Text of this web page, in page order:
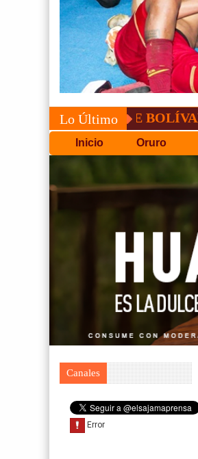
Lo Último
DE BOLÍVAR ANTE
Inicio Oruro
Canales